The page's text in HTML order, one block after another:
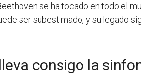
se ha tocado en todo el
ser subestimado, y su legado
consigo la